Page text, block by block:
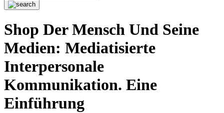
Shop Der Mensch Und Seine
Medien: Mediatisierte
Interpersonale
Kommunikation. Eine
Einführung